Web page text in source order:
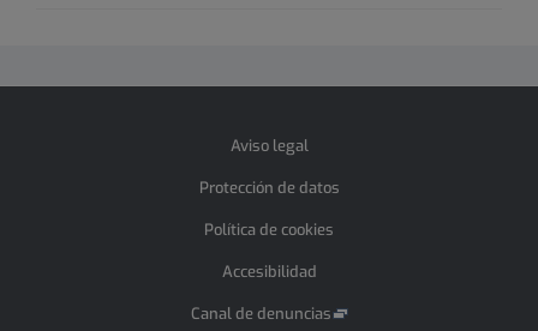
Aviso legal
Protección de datos
Política de cookies
Accesibilidad
Canal de denuncias